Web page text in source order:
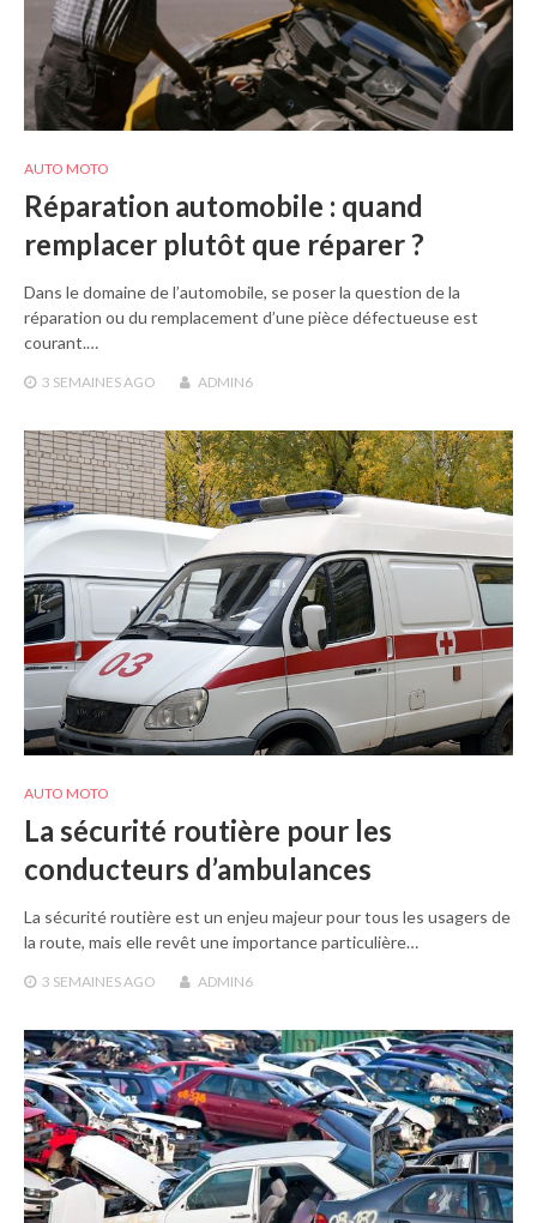
AUTO MOTO
Réparation automobile : quand
remplacer plutôt que réparer ?
Dans le domaine de l’automobile, se poser la question de la
réparation ou du remplacement d’une pièce défectueuse est
courant.…
3 SEMAINES AGO ADMIN6
AUTO MOTO
La sécurité routière pour les
conducteurs d’ambulances
La sécurité routière est un enjeu majeur pour tous les usagers de
la route, mais elle revêt une importance particulière…
3 SEMAINES AGO ADMIN6